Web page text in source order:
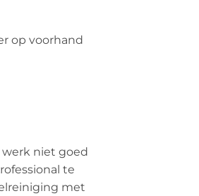
op voorhand
niet goed
te
met